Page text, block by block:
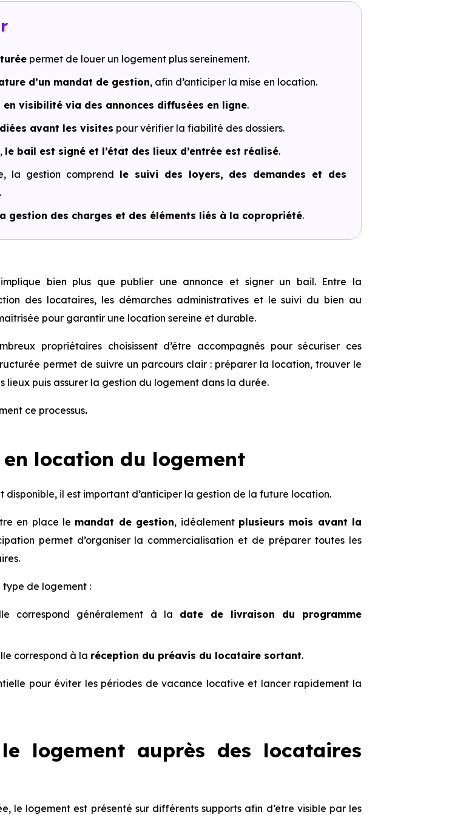
permet de louer un logement plus sereinement.
d’un mandat de gestion, afin d’anticiper la mise en location.
en visibilité via des annonces diffusées en ligne.
avant les visites pour vérifier la fiabilité des dossiers.
le bail est signé et l’état des lieux d’entrée est réalisé.
la gestion comprend le suivi des loyers, des demandes et des
.
gestion des charges et des éléments liés à la copropriété.
bien plus que publier une annonce et signer un bail. Entre la
des locataires, les démarches administratives et le suivi du bien au
pour garantir une location sereine et durable.
propriétaires choisissent d’être accompagnés pour sécuriser ces
permet de suivre un parcours clair : préparer la location, trouver le
lieux puis assurer la gestion du logement dans la durée.
ce processus.
location du logement
disponible, il est important d’anticiper la gestion de la future location.
en place le mandat de gestion, idéalement plusieurs mois avant la
permet d’organiser la commercialisation et de préparer toutes les
de logement :
correspond généralement à la date de livraison du programme
correspond à la réception du préavis du locataire sortant.
pour éviter les périodes de vacance locative et lancer rapidement la
logement auprès des locataires
le logement est présenté sur différents supports afin d’être visible par les